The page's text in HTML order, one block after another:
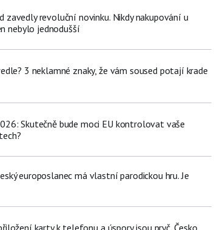
zavedly revoluční novinku. Nikdy nakupování u
nebylo jednodušší
3 neklamné znaky, že vám soused potají krade
Skutečně bude moci EU kontrolovat vaše
europoslanec má vlastní parodickou hru. Je
karty k telefonu a úspory jsou pryč. Česko